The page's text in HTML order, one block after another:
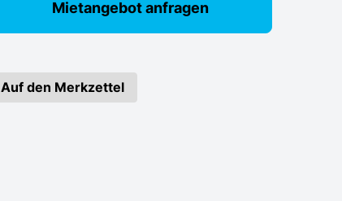
Mietangebot anfragen
Auf den Merkzettel